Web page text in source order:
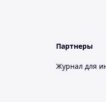
Партнеры
Журнал для